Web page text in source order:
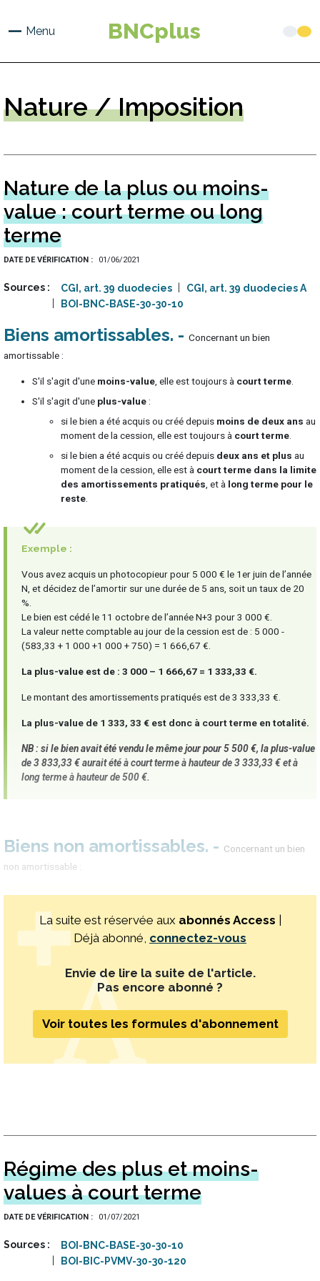
principal
Menu BNCplus
Nature/ Imposition
Nature de la plus ou moins-
value : court terme ou long
terme
DATE DE VÉRIFICATION 01/06/2021
Sources CGI, art. 39 duodecies
CGI, art. 39 duodecies A
BOI-BNC-BASE-30-30-10
Biens amortissables
Concernant un bien
amortissable :
S'il s'agit d'une moins-value , elle est toujours à court terme
S'il s'agit d'une plus-value :
si le bien a été acquis ou créé depuis moins de deux ans au
moment de la cession, elle est toujours à court terme
si le bien a été acquis ou créé depuis deux ans et plus au
moment de la cession, elle est à court terme dans la limite
des amortissements pratiqués , et à long terme pour le
reste
Exemple :
Vous avez acquis un photocopieur pour 5 000 € le 1er juin de l’année
N, et décidez de l’amortir sur une durée de 5 ans, soit un taux de 20
%.
Le bien est cédé le 11 octobre de l’année N+3 pour 3 000 €.
La valeur nette comptable au jour de la cession est de : 5 000 -
(583,33 + 1 000 +1 000 + 750) = 1 666,67 €.
La plus-value est de : 3 000 – 1 666,67 = 1 333,33 €.
Le montant des amortissements pratiqués est de 3 333,33 €.
La plus-value de 1 333, 33 € est donc à court terme en totalité.
NB : si le bien avait été vendu le même jour pour 5 500 €, la plus-value
de 3 833,33 € aurait été à court terme à hauteur de 3 333,33 € et à
long terme à hauteur de 500 €.
Biens non amortissables
Concernant un bien
non amortissable :
La suite est réservée aux abonnés Access |
Déjà abonné, connectez-vous
Envie de lire la suite de l'article.
Pas encore abonné ?
Voir toutes les formules d'abonnement
Régime des plus et moins-
values à court terme
DATE DE VÉRIFICATION 01/07/2021
Sources
BOI-BNC-BASE-30-30-10
BOI-BIC-PVMV-30-30-120